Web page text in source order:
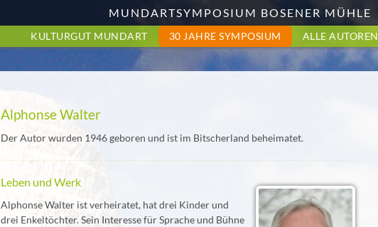
MUNDARTSYMPOSIUM BOSENER MÜHLE
KULTURGUT MUNDART 30 JAHRE SYMPOSIUM ALLE AUTOREN
Alphonse Walter
Der Autor wurden 1946 geboren und ist im Bitscherland beheimatet.
Leben und Werk
Alphonse Walter ist verheiratet, hat drei Kinder und
drei Enkeltöchter. Sein Interesse für Sprache und Bühne